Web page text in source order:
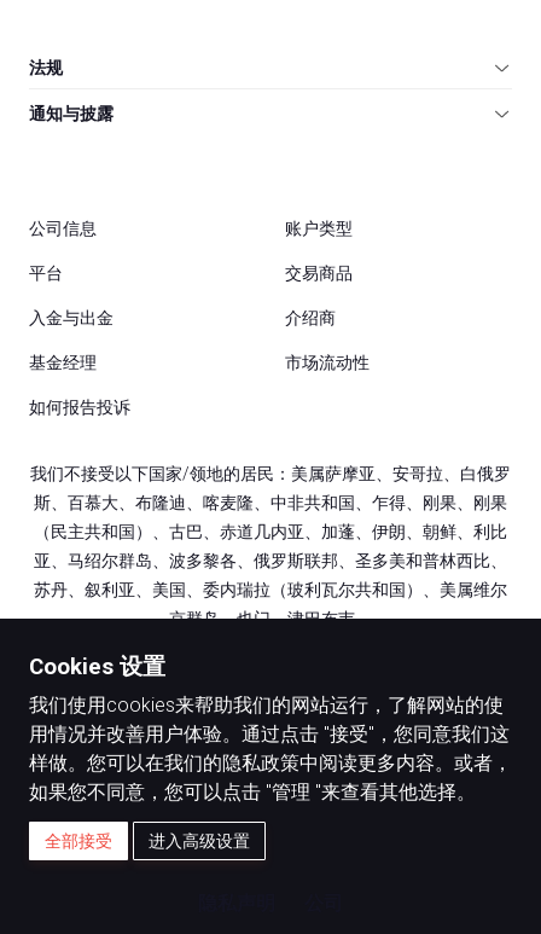
法规
通知与披露
公司信息 账户类型
平台 交易商品
入金与出金 介绍商
基金经理 市场流动性
如何报告投诉
我们不接受以下国家/领地的居民：美属萨摩亚、安哥拉、白俄罗
斯、百慕大、布隆迪、喀麦隆、中非共和国、乍得、刚果、刚果
（民主共和国）、古巴、赤道几内亚、加蓬、伊朗、朝鲜、利比
亚、马绍尔群岛、波多黎各、俄罗斯联邦、圣多美和普林西比、
苏丹、叙利亚、美国、委内瑞拉（玻利瓦尔共和国）、美属维尔
京群岛、也门、津巴布韦。
@2002 - 2024 FXDD
FXDD TRADING SAC
关注我们
Cookies 设置
我们使用cookies来帮助我们的网站运行，了解网站的使
用情况并改善用户体验。通过点击 "接受"，您同意我们这
样做。您可以在我们的隐私政策中阅读更多内容。或者，
如果您不同意，您可以点击 "管理 "来查看其他选择。
全部接受 进入高级设置